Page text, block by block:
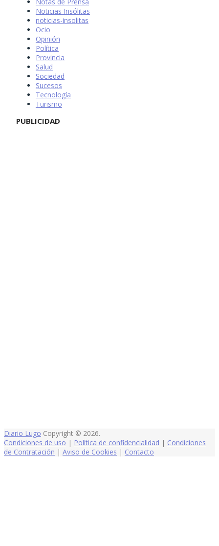
Noticias Insólitas
noticias-insolitas
Ocio
Opinión
Política
Provincia
Salud
Sociedad
Sucesos
Tecnología
Turismo
PUBLICIDAD
Diario Lugo Copyright © 2026.
Condiciones de uso | Política de confidencialidad | Condiciones
de Contratación | Aviso de Cookies | Contacto